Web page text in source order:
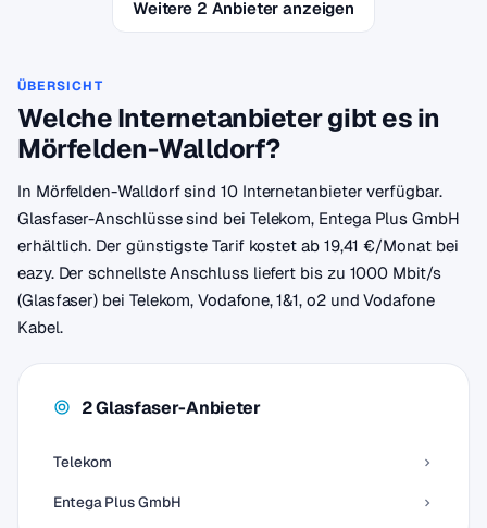
Weitere 2 Anbieter anzeigen
ÜBERSICHT
Welche Internetanbieter gibt es in
Mörfelden-Walldorf?
In Mörfelden-Walldorf sind 10 Internetanbieter verfügbar.
Glasfaser-Anschlüsse sind bei Telekom, Entega Plus GmbH
erhältlich. Der günstigste Tarif kostet ab 19,41 €/Monat bei
eazy. Der schnellste Anschluss liefert bis zu 1000 Mbit/s
(Glasfaser) bei Telekom, Vodafone, 1&1, o2 und Vodafone
Kabel.
2 Glasfaser-Anbieter
Telekom
Entega Plus GmbH